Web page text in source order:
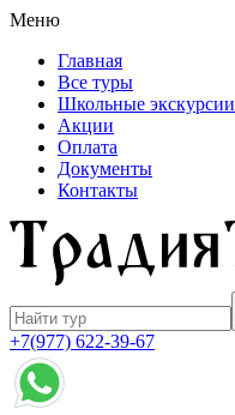
Меню
Главная
Все туры
Школьные экскурсии
Акции
Оплата
Документы
Контакты
+7(977) 622-39-67